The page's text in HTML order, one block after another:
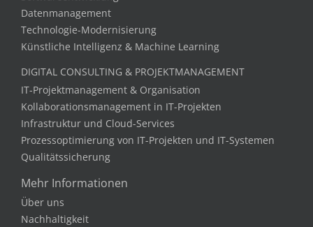
Datenmanagement
Technologie-Modernisierung
Künstliche Intelligenz & Machine Learning
DIGITAL CONSULTING & PROJEKTMANAGEMENT
IT-Projektmanagement & Organisation
Kollaborationsmanagement in IT-Projekten
Infrastruktur und Cloud-Services
Prozessoptimierung von IT-Projekten und IT-Systemen
Qualitätssicherung
Mehr Informationen
Über uns
Nachhaltigkeit